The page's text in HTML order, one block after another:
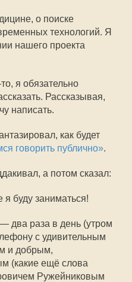
о поиске
технологий. Я
нашего проекта
я обязательно
Рассказывая,
написать.
как будет
говорить публично».
а потом сказал:
буду заниматься!
два раза в день (утром
с удивительным
и добрым,
(какие ещё слова
Ружейниковым